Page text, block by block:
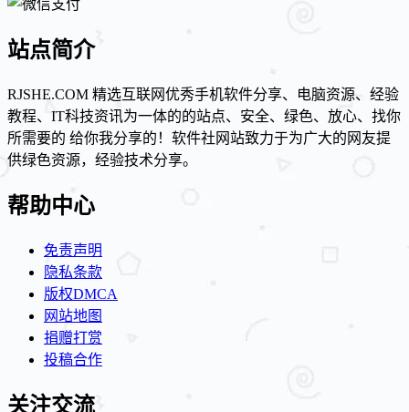
站点简介
RJSHE.COM 精选互联网优秀手机软件分享、电脑资源、经验
教程、IT科技资讯为一体的的站点、安全、绿色、放心、找你
所需要的 给你我分享的！软件社网站致力于为广大的网友提
供绿色资源，经验技术分享。
帮助中心
免责声明
隐私条款
版权DMCA
网站地图
捐赠打赏
投稿合作
关注交流